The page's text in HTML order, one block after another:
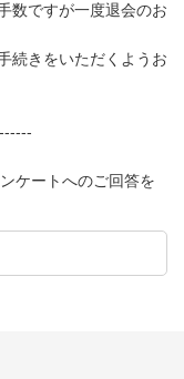
数ですが一度退会のお
続きをいただくようお
ケートへのご回答を